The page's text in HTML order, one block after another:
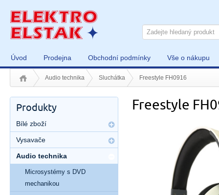
Úvod Prodejna Obchodní podmínky Vše o nákupu
Audio technika Sluchátka Freestyle FH0916
Freestyle
Produkty
Bílé zboží
Vysavače
Audio technika
Microsystémy s DVD
mechanikou